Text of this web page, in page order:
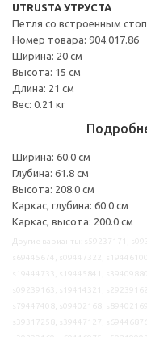
UTRUSTA УТРУСТА
Петля со встроенным
Номер товара: 904.017.86
Ширина: 20 см
Высота: 15 см
Длина: 21 см
Вес: 0.21 кг
Ширина: 60.0 см
Глубина: 61.8 см
Высота: 208.0 см
Каркас, глубина: 60.0 см
Каркас, высота: 200.0 см